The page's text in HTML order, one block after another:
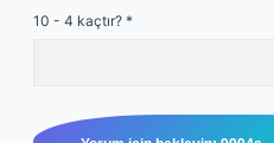
10 - 4 kaçtır? *